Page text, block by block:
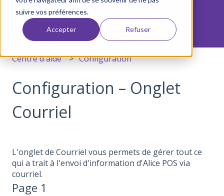
suivre vos préférences.
Accepter Refuser
Il n'y a aucune suggestion car le champ de
Centre d'aide Configuration
Configuration – Onglet
Courriel
L'onglet de Courriel vous permets de gérer tout ce
qui a trait à l'envoi d'information d'Alice POS via
courriel.
Page 1